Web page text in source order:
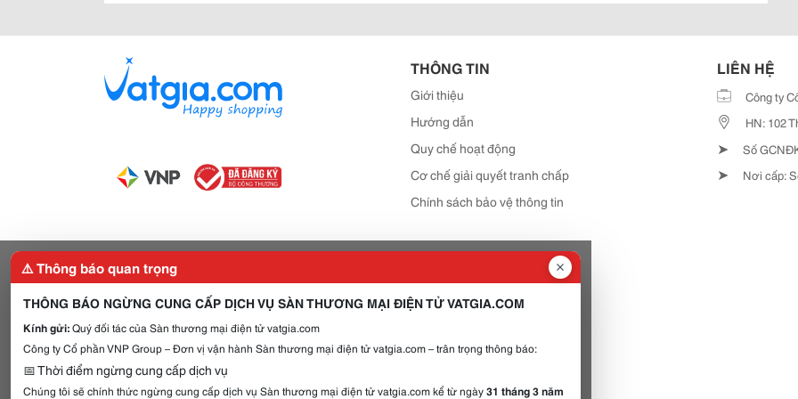
THÔNG TIN
Giới thiệu
Hướng dẫn
Quy chế hoạt động
Cơ chế giải quyết tranh chấp
Chính sách bảo vệ thông tin
LIÊN HỆ
Công ty
HN: 102
➤ Số
➤ Nơi cấp:
⚠️ Thông báo quan trọng
THÔNG BÁO NGỪNG CUNG CẤP DỊCH VỤ SÀN THƯƠNG MẠI ĐIỆN TỬ VATGIA.COM
Kính gửi:Quý đối tác của Sàn thương mại điện tử vatgia.com
Công ty Cổ phần VNP Group – Đơn vị vận hành Sàn thương mại điện tử vatgia.com – trân trọng thông báo:
📅 Thời điểm ngừng cung cấp dịch vụ
Chúng tôi sẽ chính thức ngừng cung cấp dịch vụ Sàn thương mại điện tử vatgia.com kể từ ngày31 tháng 3 năm